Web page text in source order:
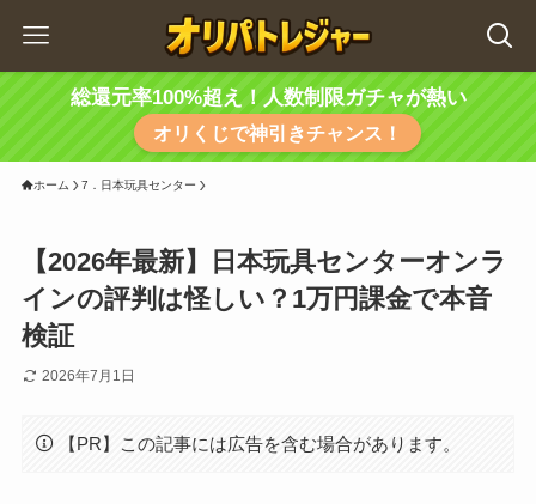
総還元率100%超え！人数制限ガチャが熱い
オリくじで神引きチャンス！
ホーム 7．日本玩具センター
【2026年最新】日本玩具センターオンラ
インの評判は怪しい？1万円課金で本音
検証
2026年7月1日
【PR】この記事には広告を含む場合があります。